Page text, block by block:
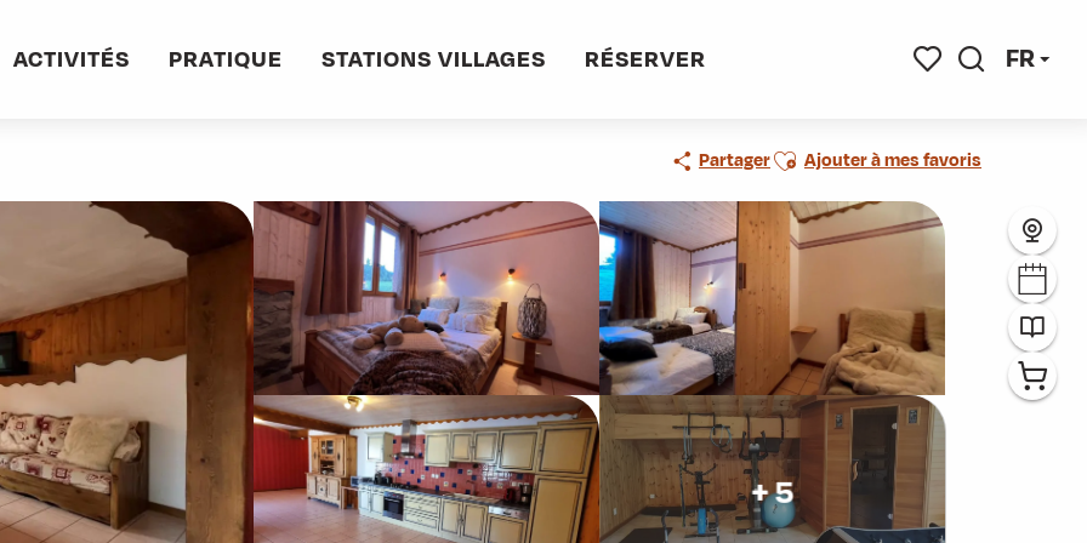
FR
ACTIVITÉS PRATIQUE STATIONS VILLAGES RÉSERVER
PartagerAjouter aux favoris
Ajouter à mes favoris
+ 5